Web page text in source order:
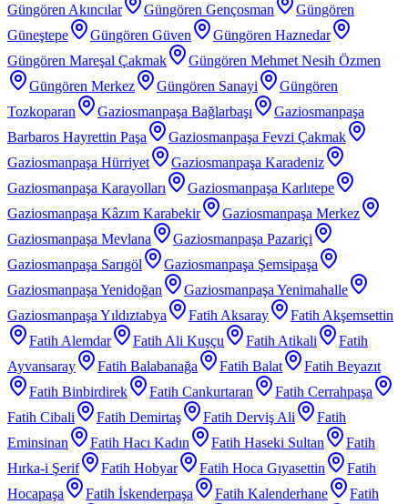
Güngören Akıncılar
Güngören Gençosman
Güngören
Güneştepe
Güngören Güven
Güngören Haznedar
Güngören Mareşal Çakmak
Güngören Mehmet Nesih Özmen
Güngören Merkez
Güngören Sanayi
Güngören
Tozkoparan
Gaziosmanpaşa Bağlarbaşı
Gaziosmanpaşa
Barbaros Hayrettin Paşa
Gaziosmanpaşa Fevzi Çakmak
Gaziosmanpaşa Hürriyet
Gaziosmanpaşa Karadeniz
Gaziosmanpaşa Karayolları
Gaziosmanpaşa Karlıtepe
Gaziosmanpaşa Kâzım Karabekir
Gaziosmanpaşa Merkez
Gaziosmanpaşa Mevlana
Gaziosmanpaşa Pazariçi
Gaziosmanpaşa Sarıgöl
Gaziosmanpaşa Şemsipaşa
Gaziosmanpaşa Yenidoğan
Gaziosmanpaşa Yenimahalle
Gaziosmanpaşa Yıldıztabya
Fatih Aksaray
Fatih Akşemsettin
Fatih Alemdar
Fatih Ali Kuşçu Fatih Atikali
Fatih
Ayvansaray
Fatih Balabanağa Fatih Balat
Fatih Beyazıt
Fatih Binbirdirek
Fatih Cankurtaran
Fatih Cerrahpaşa
Fatih Cibali
Fatih Demirtaş Fatih Derviş Ali
Fatih
Eminsinan
Fatih Hacı Kadın Fatih Haseki Sultan
Fatih
Hırka-i Şerif
Fatih Hobyar Fatih Hoca Gıyasettin
Fatih
Hocapaşa
Fatih İskenderpaşa Fatih Kalenderhane Fatih